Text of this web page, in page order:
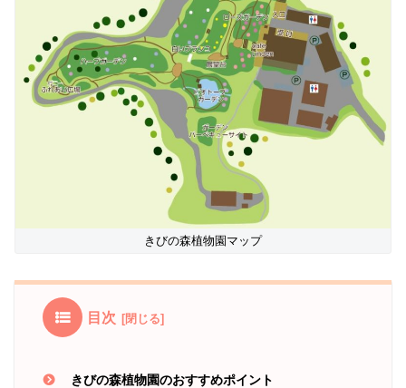
きびの森植物園マップ
目次
きびの森植物園のおすすめポイント